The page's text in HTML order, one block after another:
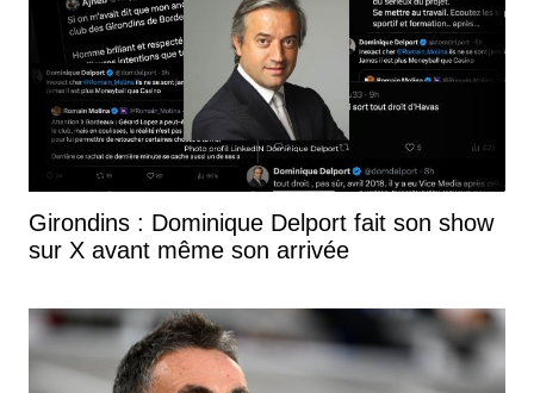
Girondins : Dominique Delport fait son show
sur X avant même son arrivée